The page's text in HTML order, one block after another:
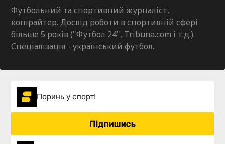
Футбольний та спортивний журналіст,
копірайтер. Досвід роботи в спортивній сфері
більше 5 років ("Футбол 24", Tribuna.com і т.д.).
Спеціалізація - український футбол.
Поринь у спорт!
Підпишись